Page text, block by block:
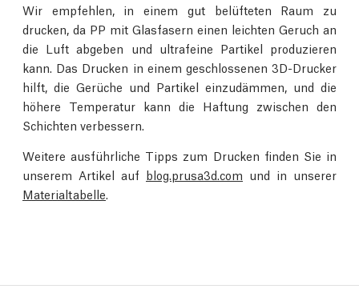
Wir empfehlen, in einem gut belüfteten Raum zu
drucken, da PP mit Glasfasern einen leichten Geruch an
die Luft abgeben und ultrafeine Partikel produzieren
kann. Das Drucken in einem geschlossenen 3D-Drucker
hilft, die Gerüche und Partikel einzudämmen, und die
höhere Temperatur kann die Haftung zwischen den
Schichten verbessern.
Weitere ausführliche Tipps zum Drucken finden Sie in
unserem Artikel auf blog.prusa3d.com und in unserer
Materialtabelle.